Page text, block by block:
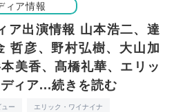
ィア情報
ア出演情報 山本浩二、達
哲彦、野村弘樹、大山加
美香、髙橋礼華、エリッ
ィア...続きを読む
ー エリック・ワイナイナ